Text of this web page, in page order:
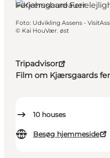
Tripadvisor
Film om Kjærsgaards
10 houses
Besøg hjemmeside
Feriehusbureauer
Foto: Udvikling Assens -
© Kai HouVær. øst